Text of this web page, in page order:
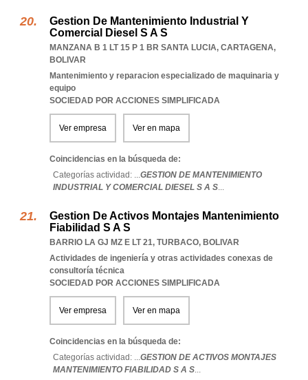
Gestion De Mantenimiento Industrial Y
Comercial Diesel S A S
MANZANA B 1 LT 15 P 1 BR SANTA LUCIA, CARTAGENA,
BOLIVAR
Mantenimiento y reparacion especializado de maquinaria y
equipo
SOCIEDAD POR ACCIONES SIMPLIFICADA
Ver empresa Ver en mapa
Coincidencias en la búsqueda de:
Categorías actividad: ...GESTION DE MANTENIMIENTO
INDUSTRIAL Y COMERCIAL DIESEL S A S...
Gestion De Activos Montajes Mantenimiento
Fiabilidad S A S
BARRIO LA GJ MZ E LT 21, TURBACO, BOLIVAR
Actividades de ingeniería y otras actividades conexas de
consultoría técnica
SOCIEDAD POR ACCIONES SIMPLIFICADA
Ver empresa Ver en mapa
Coincidencias en la búsqueda de:
Categorías actividad: ...GESTION DE ACTIVOS MONTAJES
MANTENIMIENTO FIABILIDAD S A S...